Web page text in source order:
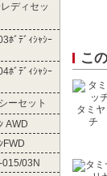
ディセッ
ﾎﾞﾃﾞｨｼｬｼｰ
ﾎﾞﾃﾞｨｼｬｼｰ
ーセット
AWD
FWD
015/03N
こ
タミ
チ